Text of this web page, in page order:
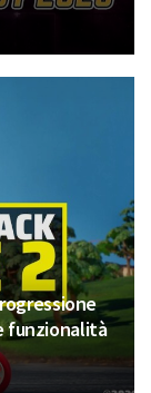
funzionalità